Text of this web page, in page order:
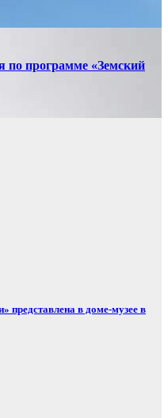
по программе «Земский
представлена в доме-музее в